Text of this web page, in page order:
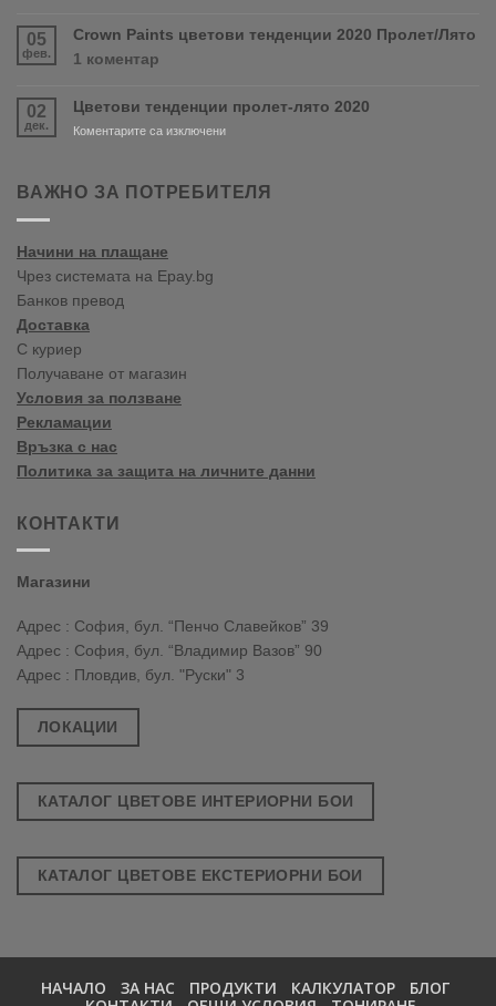
PURDY!
05
фев.
Crown Paints цветови тенденции 2020 Пролет/Лято
1 коментар
цветови
тенденции
Лято
02
дек.
Цветови тенденции пролет-лято 2020
Коментарите са изключениза
пролет-
ВАЖНО ЗА ПОТРЕБИТЕЛЯ
Начини на плащане
Чрез системата на Epay.bg
Банков превод
Доставка
С куриер
Получаване от магазин
Условия за ползване
Рекламации
Връзка с нас
Политика за защита на личните данни
КОНТАКТИ
Магазини
Адрес : София, бул. “Пенчо Славейков” 39
Адрес : София, бул. “Владимир Вазов” 90
Адрес : Пловдив, бул. "Руски" 3
ЛОКАЦИИ
КАТАЛОГ ЦВЕТОВЕ ИНТЕРИОРНИ БОИ
КАТАЛОГ ЦВЕТОВЕ ЕКСТЕРИОРНИ БОИ
НАЧАЛО ЗА НАС ПРОДУКТИ КАЛКУЛАТОР
БЛОГ